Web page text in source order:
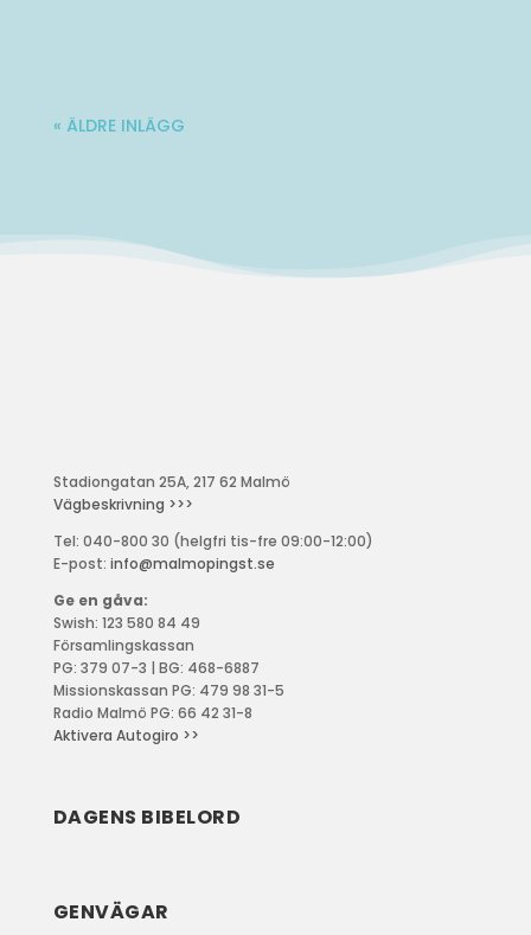
« ÄLDRE INLÄGG
Stadiongatan 25A, 217 62 Malmö
Vägbeskrivning >>>
Tel: 040-800 30 (helgfri tis-fre 09:00-12:00)
E-post: info@malmopingst.se
Ge en gåva:
Swish: 123 580 84 49
Församlingskassan
PG: 379 07-3 | BG: 468-6887
Missionskassan PG: 479 98 31-5
Radio Malmö PG: 66 42 31-8
Aktivera Autogiro >>
DAGENS BIBELORD
GENVÄGAR